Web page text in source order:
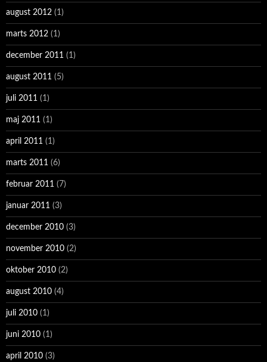
august 2012 (1)
marts 2012 (1)
december 2011 (1)
august 2011 (5)
juli 2011 (1)
maj 2011 (1)
april 2011 (1)
marts 2011 (6)
februar 2011 (7)
januar 2011 (3)
december 2010 (3)
november 2010 (2)
oktober 2010 (2)
august 2010 (4)
juli 2010 (1)
juni 2010 (1)
april 2010 (3)